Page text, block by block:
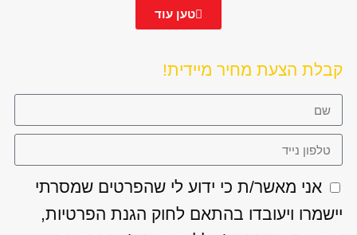
טען עוד
קבלת הצעת מחיר מיידית!
אני מאשר/ת כי ידוע לי שהפרטים שמסרתי
יישמרו ויעובדו בהתאם לחוק הגנת הפרטיות,